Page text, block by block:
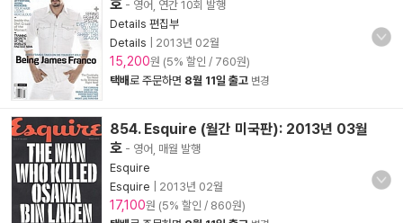
호 - 영어, 연간 10회 발행
Details 편집부
Details
2013년 02월
15,200원 (5% 할인 / 760원)
택배로 주문하면 8월 11일 출고 변경
854. Esquire (월간 미국판): 2013년 03월
호 - 영어, 매월 발행
Esquire
Esquire
2013년 02월
17,100원 (5% 할인 / 860원)